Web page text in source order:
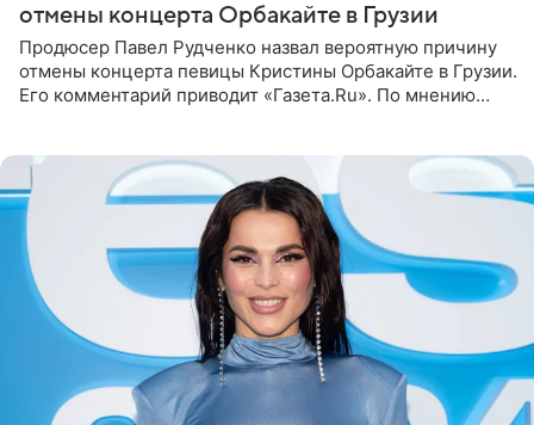
отмены концерта Орбакайте в Грузии
Продюсер Павел Рудченко назвал вероятную причину
отмены концерта певицы Кристины Орбакайте в Грузии.
Его комментарий приводит «Газета.Ru». По мнению